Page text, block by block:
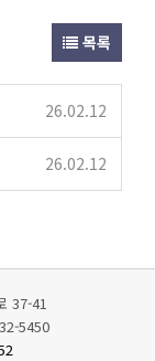
목록
26.02.12
26.02.12
37-41
5450